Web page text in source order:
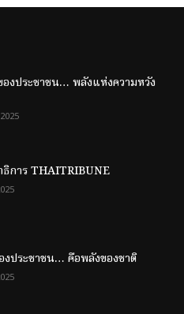
องประชาชน… พลังแห่งความหวัง
การ THAITRIBUNE
งประชาชน… คือพลังของชาติ